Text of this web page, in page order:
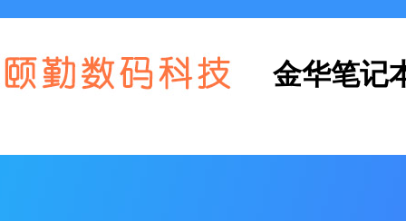
金华笔记